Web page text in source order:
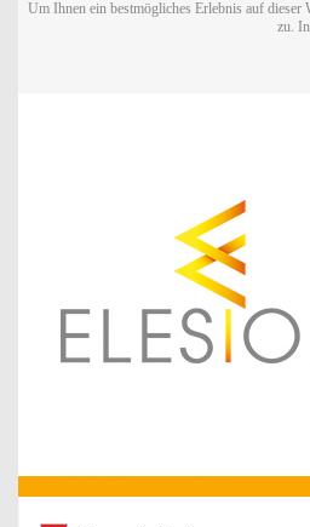
Um Ihnen ein bestmögliches Erlebnis auf
zu.